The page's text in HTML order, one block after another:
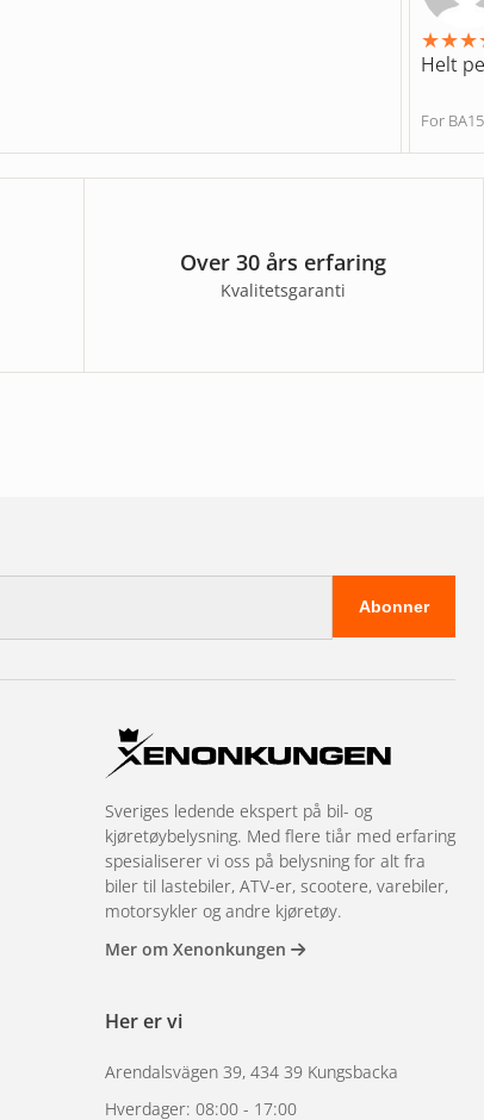
★★★
Helt
For
Over 30 års erfaring
Kvalitetsgaranti
Abonner
Sveriges ledende ekspert på bil- og
kjøretøybelysning. Med flere tiår med erfaring
spesialiserer vi oss på belysning for alt fra
biler til lastebiler, ATV-er, scootere, varebiler,
motorsykler og andre kjøretøy.
Mer om Xenonkungen
Her er vi
Arendalsvägen 39, 434 39 Kungsbacka
Hverdager: 08:00 - 17:00